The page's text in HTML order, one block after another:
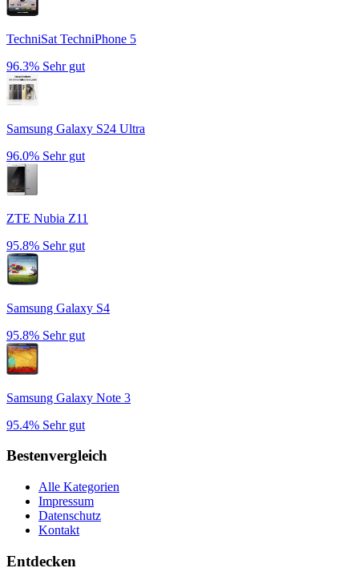
TechniSat TechniPhone 5
96.3% Sehr gut
Samsung Galaxy S24 Ultra
96.0% Sehr gut
ZTE Nubia Z11
95.8% Sehr gut
Samsung Galaxy S4
95.8% Sehr gut
Samsung Galaxy Note 3
95.4% Sehr gut
Bestenvergleich
Alle Kategorien
Impressum
Datenschutz
Kontakt
Entdecken